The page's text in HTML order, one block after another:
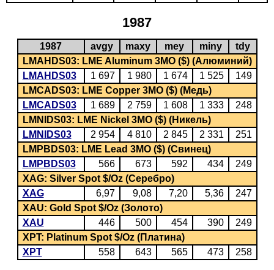
1987
1987 avgy maxy mey miny
tdy
LMAHDS03: LME Aluminum 3MO ($) (Алюминий)
LMAHDS03
1 697 1 980 1 674 1 525
149
LMCADS03: LME Copper 3MO ($) (Медь)
LMCADS03
1 689 2 759 1 608 1 333
248
LMNIDS03: LME Nickel 3MO ($) (Никель)
LMNIDS03
2 954 4 810 2 845 2 331
251
LMPBDS03: LME Lead 3MO ($) (Свинец)
LMPBDS03
566 673 592 434
249
XAG: Silver Spot $/Oz (Серебро)
XAG
6,97 9,08 7,20 5,36
247
XAU: Gold Spot $/Oz (Золото)
XAU
446 500 454 390
249
XPT: Platinum Spot $/Oz (Платина)
XPT
558 643 565 473 258